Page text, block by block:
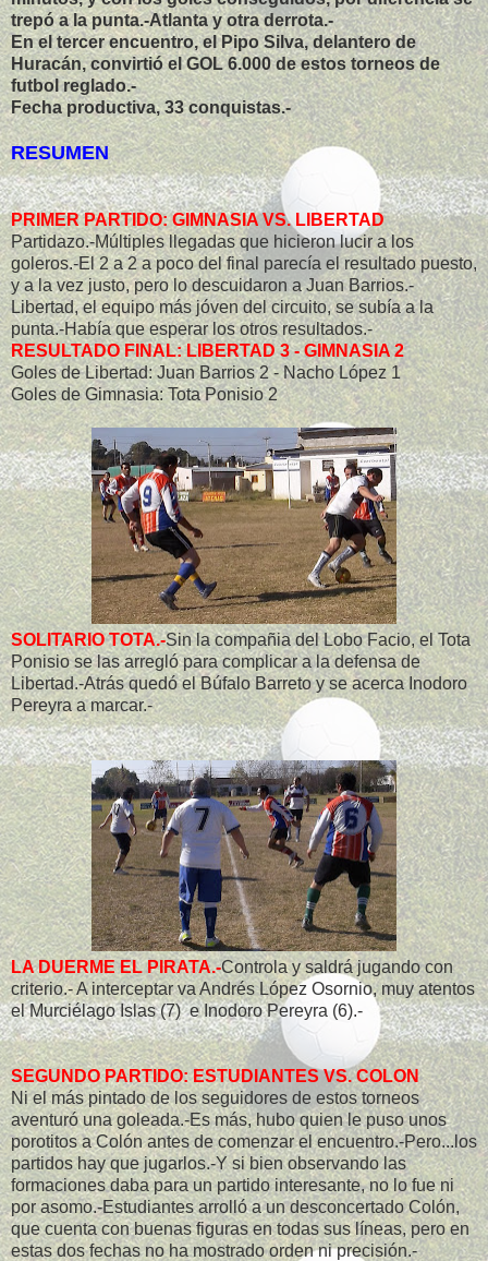
trepó a la punta.-Atlanta y otra derrota.-
En el tercer encuentro, el Pipo Silva, delantero de
Huracán, convirtió el GOL 6.000 de estos torneos de
futbol reglado.-
Fecha productiva, 33 conquistas.-
RESUMEN
PRIMER PARTIDO: GIMNASIA VS. LIBERTAD
Partidazo.-Múltiples llegadas que hicieron lucir a los
goleros.-El 2 a 2 a poco del final parecía el resultado puesto,
y a la vez justo, pero lo descuidaron a Juan Barrios.-
Libertad, el equipo más jóven del circuito, se subía a la
punta.-Había que esperar los otros resultados.-
RESULTADO FINAL: LIBERTAD 3 - GIMNASIA 2
Goles de Libertad: Juan Barrios 2 - Nacho López 1
Goles de Gimnasia: Tota Ponisio 2
SOLITARIO TOTA.-Sin la compañia del Lobo Facio, el Tota
Ponisio se las arregló para complicar a la defensa de
Libertad.-Atrás quedó el Búfalo Barreto y se acerca Inodoro
Pereyra a marcar.-
LA DUERME EL PIRATA.-Controla y saldrá jugando con
criterio.- A interceptar va Andrés López Osornio, muy atentos
el Murciélago Islas (7) e Inodoro Pereyra (6).-
SEGUNDO PARTIDO: ESTUDIANTES VS. COLON
Ni el más pintado de los seguidores de estos torneos
aventuró una goleada.-Es más, hubo quien le puso unos
porotitos a Colón antes de comenzar el encuentro.-Pero...los
partidos hay que jugarlos.-Y si bien observando las
formaciones daba para un partido interesante, no lo fue ni
por asomo.-Estudiantes arrolló a un desconcertado Colón,
que cuenta con buenas figuras en todas sus líneas, pero en
estas dos fechas no ha mostrado orden ni precisión.-